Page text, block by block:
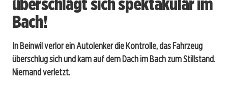
Bach!
In Beinwil verlor ein Autolenker die Kontrolle, das Fahrzeug
überschlug sich und kam auf dem Dach im Bach zum Stillstand.
Niemand verletzt.